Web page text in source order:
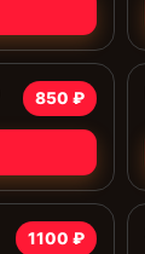
850 ₽
1100 ₽